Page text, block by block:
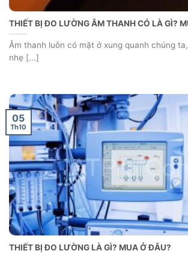
THIẾT BỊ ĐO LƯỜNG ÂM THANH CÓ LÀ GÌ?
Âm thanh luôn có mặt ở xung quanh chúng
nhẹ [...]
THIẾT BỊ ĐO LƯỜNG LÀ GÌ? MUA Ở ĐÂU?
05
Th10